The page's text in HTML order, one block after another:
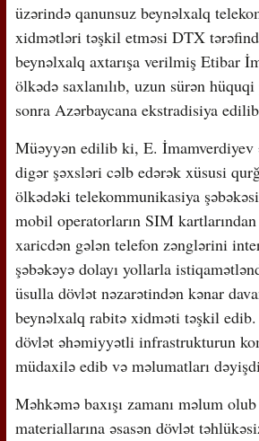
üzərində qanunsuz beynəlxalq
xidmətləri təşkil etməsi DTX
beynəlxalq axtarışa verilmiş Etibar
ölkədə saxlanılıb, uzun sürən
sonra Azərbaycana ekstradisiya
Müəyyən edilib ki, E. İmamverdiyev
digər şəxsləri cəlb edərək xüsusi
ölkədəki telekommunikasiya
mobil operatorların SIM
xaricdən gələn telefon zənglərini
şəbəkəyə dolayı yollarla
üsulla dövlət nəzarətindən kənar
beynəlxalq rabitə xidməti təşkil
dövlət əhəmiyyətli infrastrukturun
müdaxilə edib və məlumatları
Məhkəmə baxışı zamanı məlum
materiallarına əsasən dövlət